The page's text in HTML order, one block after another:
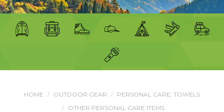
HOME OUTDOOR GEAR
PERSONAL CARE, TOWELS
OTHER PERSONAL CARE ITEMS